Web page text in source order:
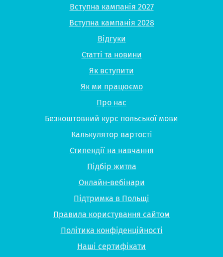
Вступна кампанія 2027
Вступна кампанія 2028
Відгуки
Статті та новини
Як вступити
Як ми працюємо
Про нас
Безкоштовний курс польської мови
Калькулятор вартості
Стипендії на навчання
Підбір житла
Онлайн-вебінари
Підтримка в Польщі
Правила користування сайтом
Політика конфіденційності
Наші сертифікати